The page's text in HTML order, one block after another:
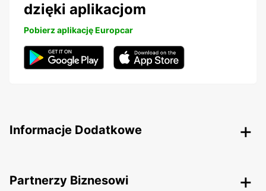
dzięki aplikacjom
Pobierz aplikację Europcar
Informacje Dodatkowe
Partnerzy Biznesowi